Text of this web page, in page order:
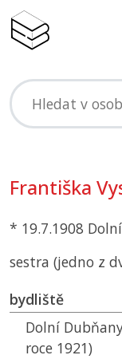
Františka
* 19.7.1908
sestra (jedno z
bydliště
Dolní
roce 1921)